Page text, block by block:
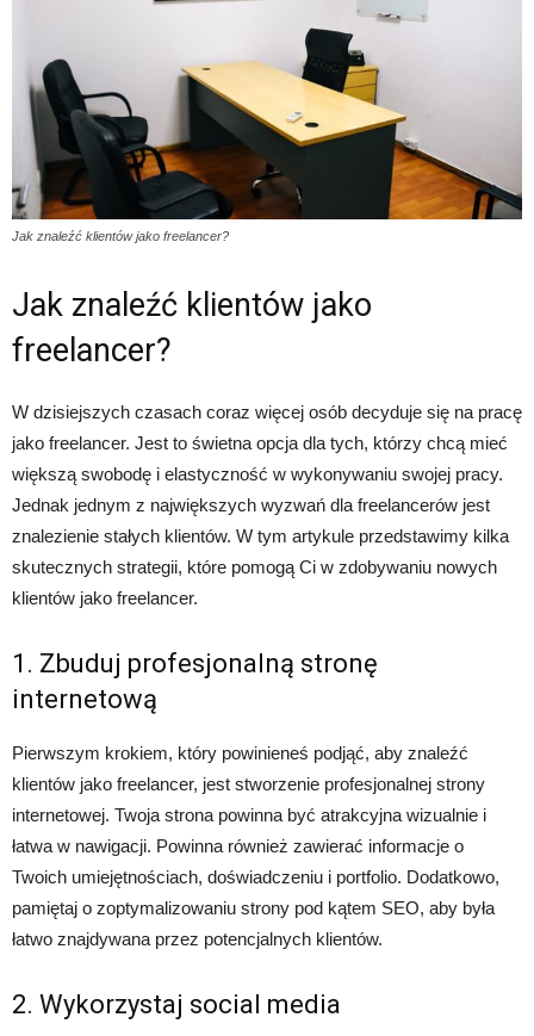
Jak znaleźć klientów jako freelancer?
Jak znaleźć klientów jako
freelancer?
W dzisiejszych czasach coraz więcej osób decyduje się na pracę
jako freelancer. Jest to świetna opcja dla tych, którzy chcą mieć
większą swobodę i elastyczność w wykonywaniu swojej pracy.
Jednak jednym z największych wyzwań dla freelancerów jest
znalezienie stałych klientów. W tym artykule przedstawimy kilka
skutecznych strategii, które pomogą Ci w zdobywaniu nowych
klientów jako freelancer.
1. Zbuduj profesjonalną stronę
internetową
Pierwszym krokiem, który powinieneś podjąć, aby znaleźć
klientów jako freelancer, jest stworzenie profesjonalnej strony
internetowej. Twoja strona powinna być atrakcyjna wizualnie i
łatwa w nawigacji. Powinna również zawierać informacje o
Twoich umiejętnościach, doświadczeniu i portfolio. Dodatkowo,
pamiętaj o zoptymalizowaniu strony pod kątem SEO, aby była
łatwo znajdywana przez potencjalnych klientów.
2. Wykorzystaj social media